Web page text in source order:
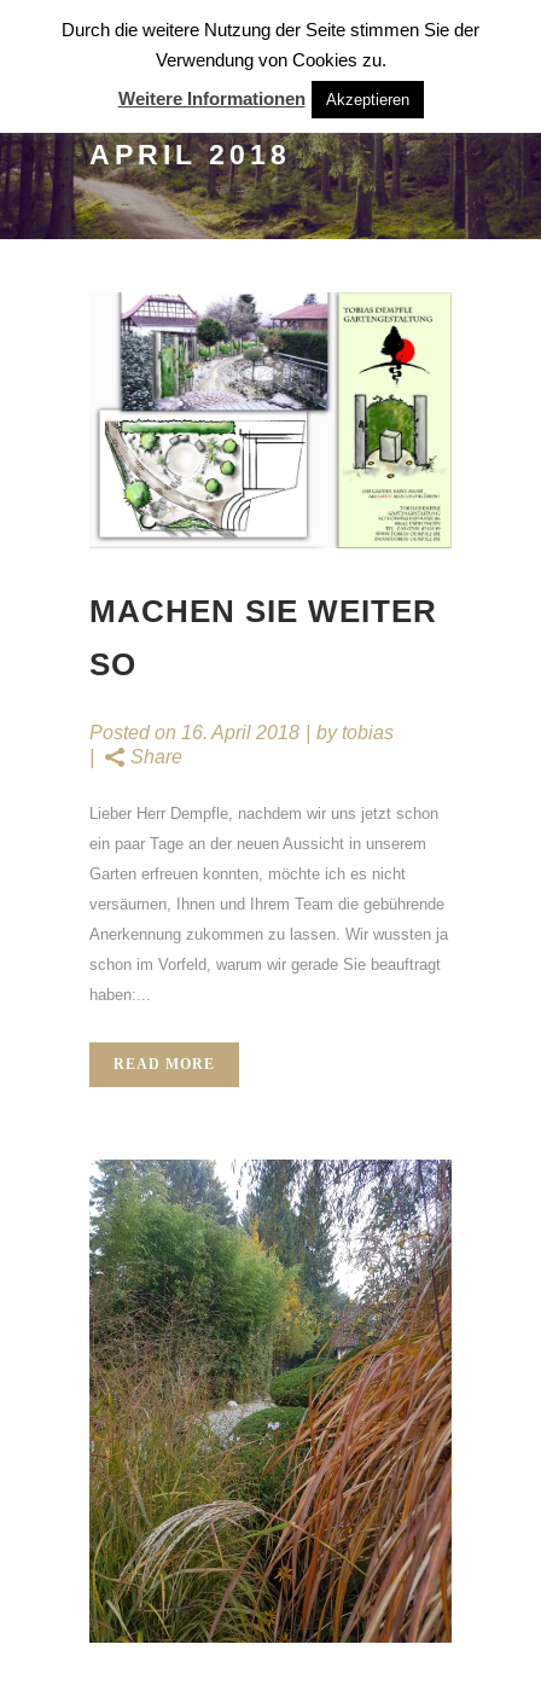
APRIL 2018
MACHEN SIE WEITER
SO
Posted on 16. April 2018 bytobias
Share
Lieber Herr Dempfle, nachdem wir uns jetzt schon
ein paar Tage an der neuen Aussicht in unserem
Garten erfreuen konnten, möchte ich es nicht
versäumen, Ihnen und Ihrem Team die gebührende
Anerkennung zukommen zu lassen. Wir wussten ja
schon im Vorfeld, warum wir gerade Sie beauftragt
haben:...
READ MORE
Durch die weitere Nutzung der Seite stimmen Sie der
Verwendung von Cookies zu.
Weitere Informationen
Akzeptieren